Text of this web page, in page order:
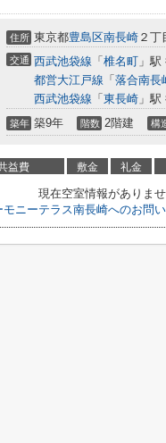
住所 東京都豊島区南長崎 ２丁
交通 西武池袋線 「 椎名町 」駅
都営大江戸線 「 落合南長
西武池袋線 「 東長崎 」
築年 築9年 階数 2階建 構
益費 敷金 礼金
現在空室情報がありませ
モニーテラス南長崎へのお問